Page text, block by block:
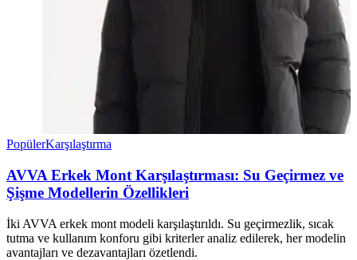
PopülerKarşılaştırma
AVVA Erkek Mont Karşılaştırması: Su Geçirmez ve
Şişme Modellerin Özellikleri
İki AVVA erkek mont modeli karşılaştırıldı. Su geçirmezlik, sıcak
tutma ve kullanım konforu gibi kriterler analiz edilerek, her modelin
avantajları ve dezavantajları özetlendi.